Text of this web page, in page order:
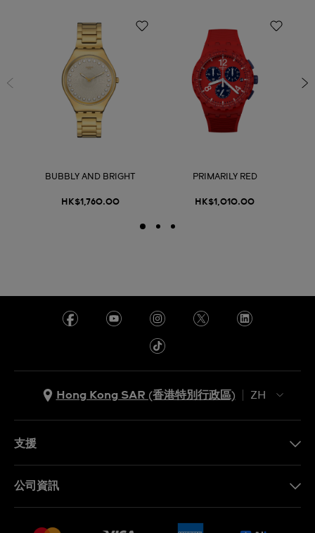
BUBBLY AND BRIGHT
HK$1,760.00
PRIMARILY RED
HK$1,010.00
Hong Kong SAR (香港特別行政區)
ZH
支援
公司資訊